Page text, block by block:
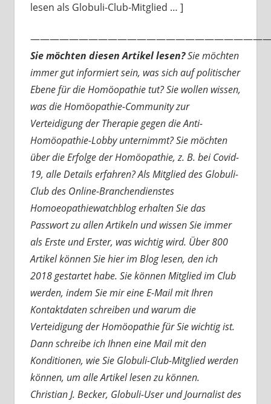
lesen als Globuli-Club-Mitglied … ]
Sie möchten diesen Artikel lesen?Sie möchten
immer gut informiert sein, was sich auf politischer
Ebene für die Homöopathie tut? Sie wollen wissen,
was die Homöopathie-Community zur
Verteidigung der Therapie gegen die Anti-
Homöopathie-Lobby unternimmt? Sie möchten
über die Erfolge der Homöopathie, z. B. bei Covid-
19, alle Details erfahren? Als Mitglied des Globuli-
Club des Online-Branchendienstes
Homoeopathiewatchblog erhalten Sie das
Passwort zu allen Artikeln und wissen Sie immer
als Erste und Erster, was wichtig wird. Über 800
Artikel können Sie hier im Blog lesen, den ich
2018 gestartet habe. Sie können Mitglied im Club
werden, indem Sie mir eine E-Mail mit Ihren
Kontaktdaten schreiben und warum die
Verteidigung der Homöopathie für Sie wichtig ist.
Dann schreibe ich Ihnen eine Mail mit den
Konditionen, wie Sie Globuli-Club-Mitglied werden
können, um alle Artikel lesen zu können.
Christian J. Becker, Globuli-User und Journalist des